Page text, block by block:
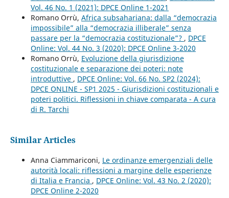
Vol. 46 No. 1 (2021): DPCE Online 1-2021
Romano Orrù, Africa subsahariana: dalla “democrazia
impossibile” alla “democrazia illiberale” senza
passare per la “democrazia costituzionale”? , DPCE
Online: Vol. 44 No. 3 (2020): DPCE Online 3-2020
Romano Orrù, Evoluzione della giurisdizione
costituzionale e separazione dei poteri: note
introduttive , DPCE Online: Vol. 66 No. SP2 (2024):
DPCE ONLINE - SP1 2025 - Giurisdizioni costituzionali e
poteri politici. Riflessioni in chiave comparata - A cura
di R. Tarchi
Similar Articles
Anna Ciammariconi, Le ordinanze emergenziali delle
autorità locali: riflessioni a margine delle esperienze
di Italia e Francia , DPCE Online: Vol. 43 No. 2 (2020):
DPCE Online 2-2020